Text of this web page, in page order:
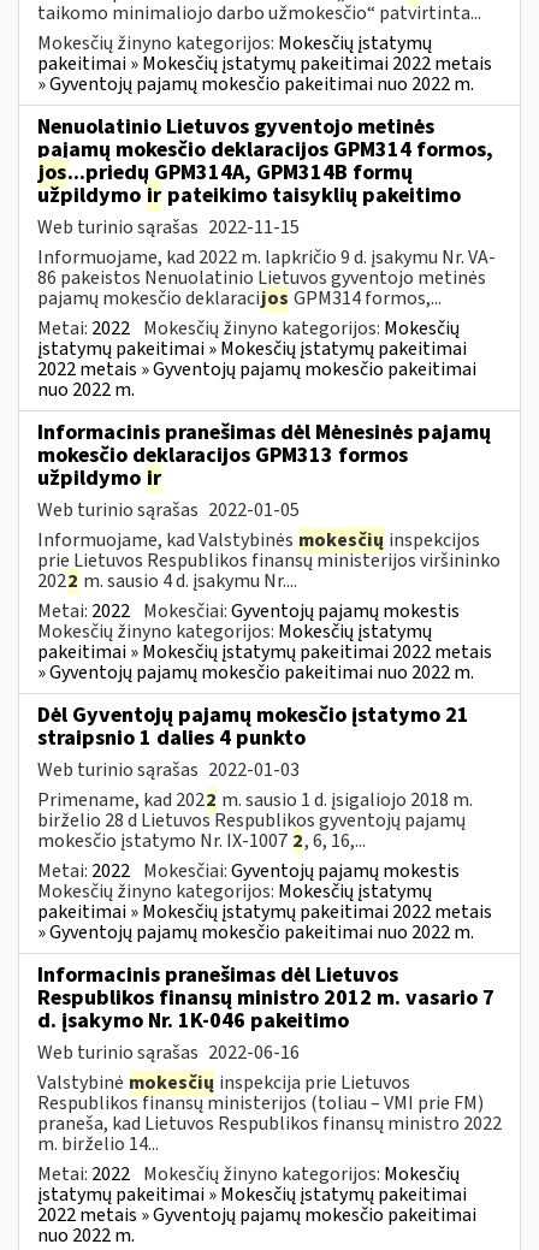
taikomo minimaliojo darbo užmokesčio“ patvirtinta...
Mokesčių žinyno kategorijos: Mokesčių įstatymų
pakeitimai » Mokesčių įstatymų pakeitimai 2022 metais
» Gyventojų pajamų mokesčio pakeitimai nuo 2022 m.
Nenuolatinio Lietuvos gyventojo metinės
pajamų mokesčio deklaracijos GPM314 formos,
jos...priedų GPM314A, GPM314B formų
užpildymo ir pateikimo taisyklių pakeitimo
Web turinio sąrašas 2022-11-15
Informuojame, kad 2022 m. lapkričio 9 d. įsakymu Nr. VA-
86 pakeistos Nenuolatinio Lietuvos gyventojo metinės
pajamų mokesčio deklaracijos GPM314 formos,...
Metai: 2022 Mokesčių žinyno kategorijos: Mokesčių
įstatymų pakeitimai » Mokesčių įstatymų pakeitimai
2022 metais » Gyventojų pajamų mokesčio pakeitimai
nuo 2022 m.
Informacinis pranešimas dėl Mėnesinės pajamų
mokesčio deklaracijos GPM313 formos
užpildymo ir
Web turinio sąrašas 2022-01-05
Informuojame, kad Valstybinės mokesčių inspekcijos
prie Lietuvos Respublikos finansų ministerijos viršininko
2022 m. sausio 4 d. įsakymu Nr....
Metai: 2022 Mokesčiai:Gyventojų pajamų mokestis
Mokesčių žinyno kategorijos: Mokesčių įstatymų
pakeitimai » Mokesčių įstatymų pakeitimai 2022 metais
» Gyventojų pajamų mokesčio pakeitimai nuo 2022 m.
Dėl Gyventojų pajamų mokesčio įstatymo 21
straipsnio 1 dalies 4 punkto
Web turinio sąrašas 2022-01-03
Primename, kad 2022 m. sausio 1 d. įsigaliojo 2018 m.
birželio 28 d Lietuvos Respublikos gyventojų pajamų
mokesčio įstatymo Nr. IX-1007 2, 6, 16,...
Metai: 2022 Mokesčiai:Gyventojų pajamų mokestis
Mokesčių žinyno kategorijos: Mokesčių įstatymų
pakeitimai » Mokesčių įstatymų pakeitimai 2022 metais
» Gyventojų pajamų mokesčio pakeitimai nuo 2022 m.
Informacinis pranešimas dėl Lietuvos
Respublikos finansų ministro 2012 m. vasario 7
d. įsakymo Nr. 1K-046 pakeitimo
Web turinio sąrašas 2022-06-16
Valstybinė mokesčių inspekcija prie Lietuvos
Respublikos finansų ministerijos (toliau – VMI prie FM)
praneša, kad Lietuvos Respublikos finansų ministro 2022
m. birželio 14...
Metai: 2022 Mokesčių žinyno kategorijos: Mokesčių
įstatymų pakeitimai » Mokesčių įstatymų pakeitimai
2022 metais » Gyventojų pajamų mokesčio pakeitimai
nuo 2022 m.